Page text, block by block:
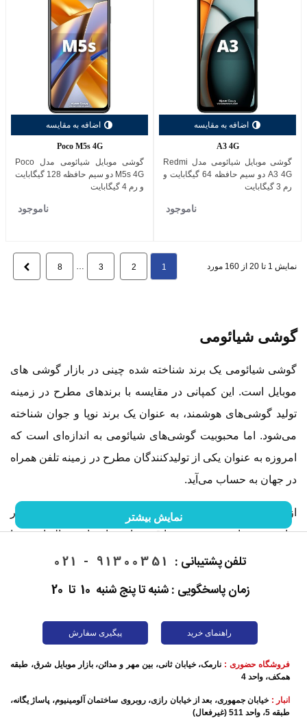
اضافه به مقایسه
A3 4G
گوشی موبایل شیائومی مدل Redmi
A3 4G دو سیم حافظه 64 گیگابایت و
رم 3 گیگابایت
ناموجود
اضافه به مقایسه
Poco M5s 4G
گوشی موبایل شیائومی مدل Poco
M5s 4G دو سیم حافظه 128 گیگابایت
و رم 4 گیگابایت
ناموجود
نمایش 1 تا 20 از 160 مورد 1
2
3
…
8
گوشی شیائومی
گوشی شیائومی یک برند شناخته شده چینی در بازار گوشی های
موبایل است. این کمپانی در مقایسه با برندهای مطرح در زمینه
تولید گوشی‌های هوشمند، به عنوان یک برند نوپا و جوان شناخته
می‌شود. اما محبوبیت گوشی‌های شیائومی به اندازه‌ای است که
امروزه به عنوان یکی از تولیدکنندگان مطرح در زمینه تلفن همراه
در جهان به حساب می‌آید.
از آنجایی که خرید گوشی شیائومی در ایران با استقبال بسیار
زیادی روبرو است، در نتیجه ما قصد داریم تا در این مقاله از ویستا
همراه شما را با گوشی‌های این برند چینی آشنا کنیم. ما را در ادامه
نمایش بیشتر
تلفن پشتیبانی : 91300351 - 021
زمان پاسخگویی : شنبه تا پنج شنبه 10 تا 20
راهنمای خرید پیگیری سفارش
فروشگاه حضوری : نارمک، خیابان ثانی، بین مهر و مدائن، بازار موبایل شرق، طبقه
همکف، واحد 4
انبار : خیابان جمهوری، بعد از خیابان رازی، روبروی ساختمان آلومینیوم، پاساژ یگانه،
طبقه 5، واحد 511 (غیرفعال)